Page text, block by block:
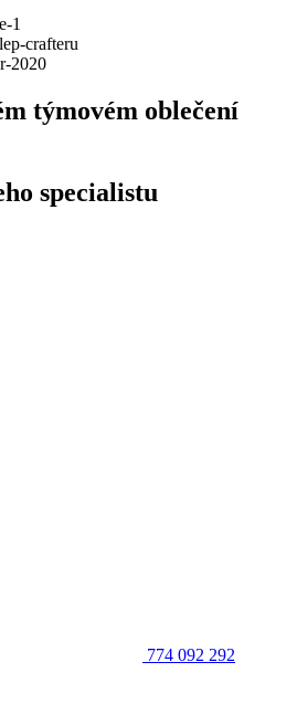
týmovém oblečení
specialistu
774 092 292